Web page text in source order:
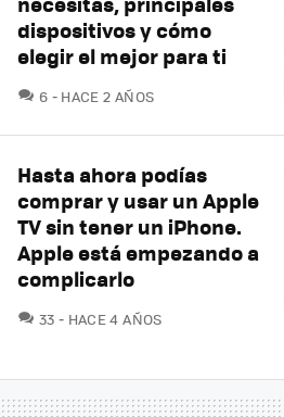
dispositivos y cómo
elegir el mejor para ti
6 COMENTARIOS
HACE 2 AÑOS
Hasta ahora podías
comprar y usar un Apple
TV sin tener un iPhone.
Apple está empezando a
complicarlo
33 COMENTARIOS
HACE 4 AÑOS